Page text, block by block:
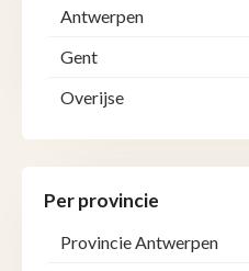
Antwerpen
Gent
Overijse
Per provincie
Provincie Antwerpen